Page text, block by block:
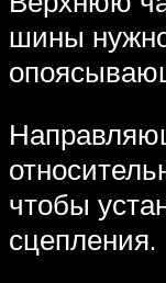
шины
чтобы
сцепления.